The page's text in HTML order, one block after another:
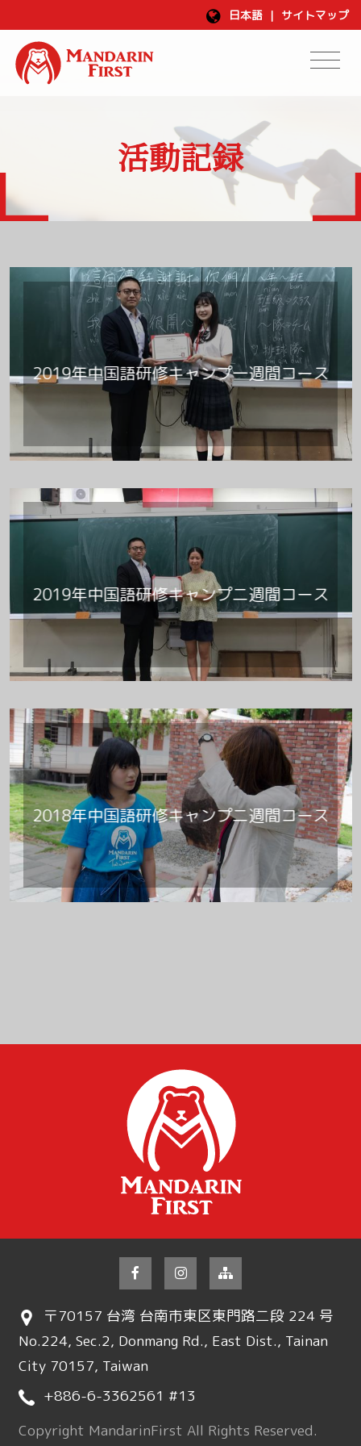
日本語 | サイトマップ
活動記録
2019年中国語研修キャンプ一週間コース
2019年中国語研修キャンプ二週間コース
2018年中国語研修キャンプ二週間コース
〒70157 台湾 台南市東区東門路二段 224 号
No.224, Sec.2, Donmang Rd., East Dist., Tainan
City 70157, Taiwan
+886-6-3362561 #13
Copyright MandarinFirst All Rights Reserved.